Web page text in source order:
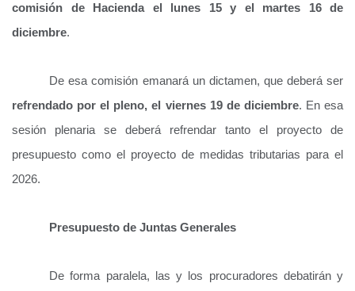
comisión de Hacienda el lunes 15 y el martes 16 de
diciembre.
De esa comisión emanará un dictamen, que deberá ser
refrendado por el pleno, el viernes 19 de diciembre. En esa
sesión plenaria se deberá refrendar tanto el proyecto de
presupuesto como el proyecto de medidas tributarias para el
2026.
Presupuesto de Juntas Generales
De forma paralela, las y los procuradores debatirán y